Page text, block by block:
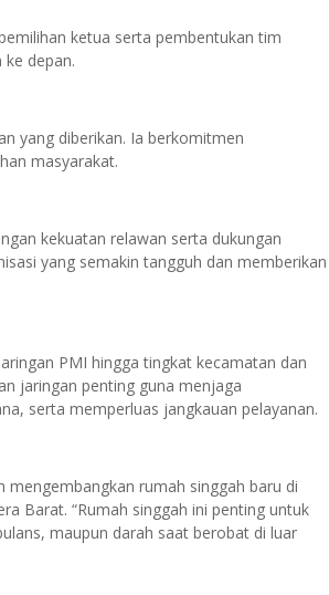
ketua serta pembentukan tim
depan.
yang diberikan. Ia berkomitmen
masyarakat.
kekuatan relawan serta dukungan
yang semakin tangguh dan memberikan
PMI hingga tingkat kecamatan dan
jaringan penting guna menjaga
serta memperluas jangkauan pelayanan.
rumah singgah baru di
Barat. “Rumah singgah ini penting untuk
maupun darah saat berobat di luar